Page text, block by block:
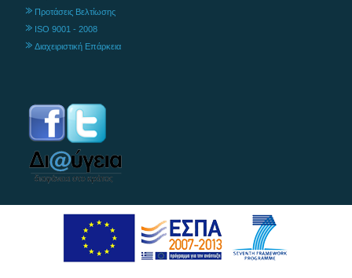
Προτάσεις Βελτίωσης
ISO 9001 - 2008
Διαχειριστική Επάρκεια